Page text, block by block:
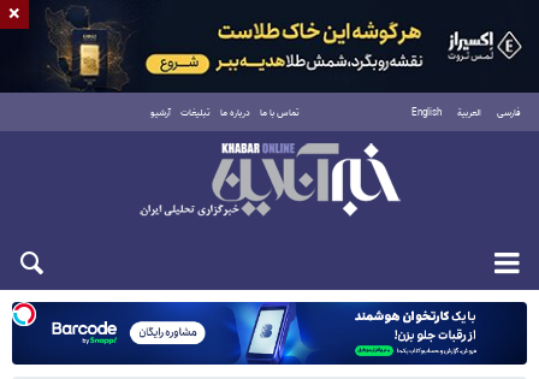
فارسی العربية English تماس با ما درباره ما تبلیغات آرشیو
شنبه ۱۷ مرداد ۱۴۰۵
×